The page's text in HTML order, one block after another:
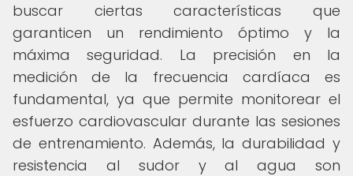
buscar ciertas características que
garanticen un rendimiento óptimo y la
máxima seguridad. La precisión en la
medición de la frecuencia cardíaca es
fundamental, ya que permite monitorear el
esfuerzo cardiovascular durante las sesiones
de entrenamiento. Además, la durabilidad y
resistencia al sudor y al agua son